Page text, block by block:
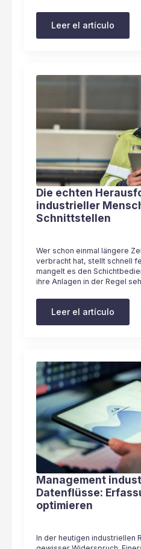
Leer el artículo
Die echten
industrieller
Schnittstellen
Wer schon einmal längere
verbracht hat, stellt schnell
mangelt es den
ihre Anlagen in der Regel
Leer el artículo
Management
Datenflüsse:
optimieren
In der heutigen industriellen